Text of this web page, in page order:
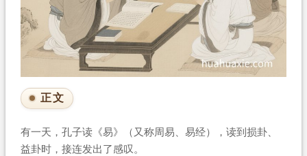
正文
有一天，孔子读《易》（又称周易、易经），读到损卦、
益卦时，接连发出了感叹。